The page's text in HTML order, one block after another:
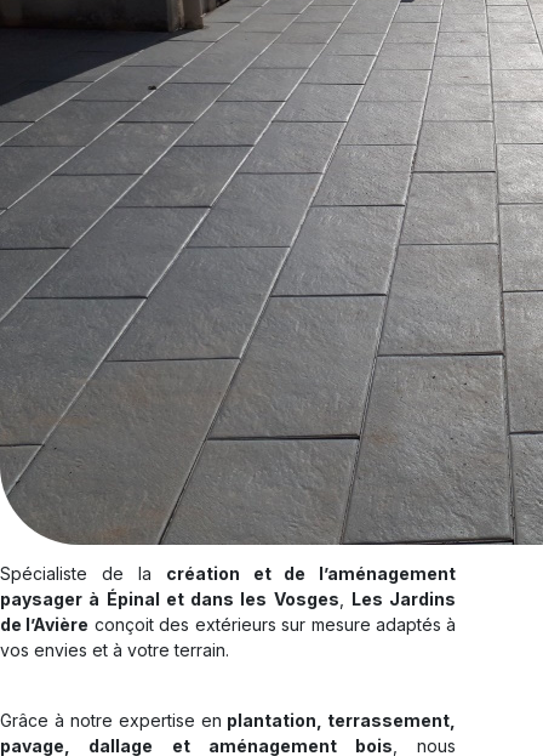
Spécialiste de la création et de l’aménagement
paysager à Épinal et dans les Vosges, Les Jardins
de l’Avière conçoit des extérieurs sur mesure adaptés à
vos envies et à votre terrain.
Grâce à notre expertise en plantation, terrassement,
pavage, dallage et aménagement bois, nous